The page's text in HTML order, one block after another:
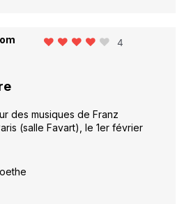
4
des musiques de Franz
(salle Favart), le 1er février